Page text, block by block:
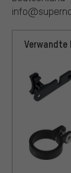
Verwandte